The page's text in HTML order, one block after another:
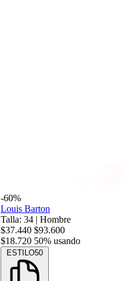
-60%
Louis Barton
Talla: 34 | Hombre
$37.440 $93.600
$18.720 50% usando
ESTILO50